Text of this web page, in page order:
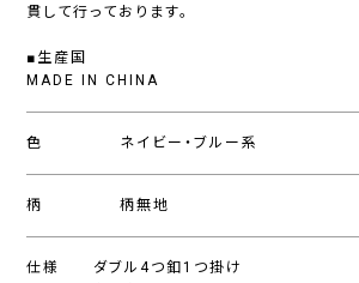
貫して行っております。
■生産国
MADE IN CHINA
色 ネイビー・ブルー系
柄 柄無地
仕様
ダブル4つ釦1つ掛け